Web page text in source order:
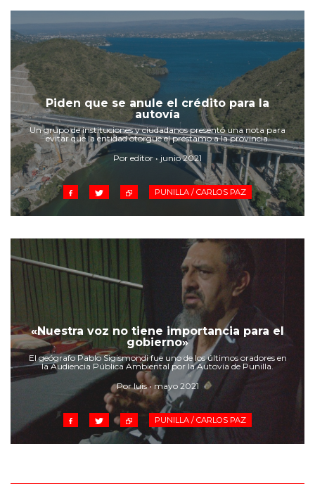
Piden que se anule el crédito para la
autovía
Un grupo de instituciones y ciudadanos presentó una nota para
evitar que la entidad otorgue el préstamo a la provincia.
Por editor • junio 2021
PUNILLA / CARLOS PAZ
«Nuestra voz no tiene importancia para el
gobierno»
El geógrafo Pablo Sigismondi fue uno de los últimos oradores en
la Audiencia Pública Ambiental por la Autovía de Punilla.
Por luis • mayo 2021
PUNILLA / CARLOS PAZ